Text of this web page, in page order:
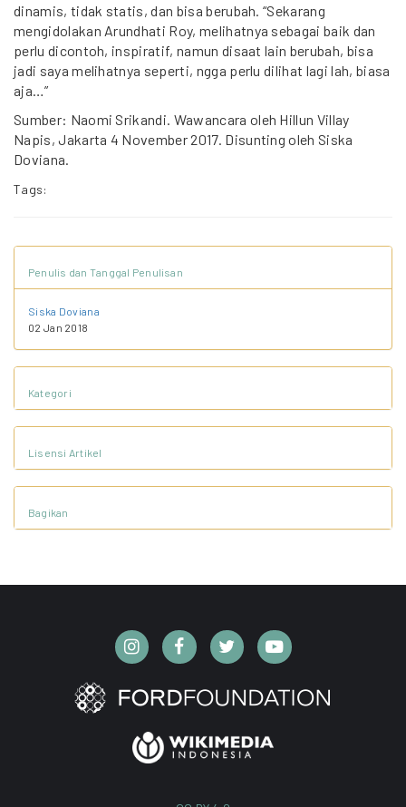
dinamis, tidak statis, dan bisa berubah. “Sekarang
mengidolakan Arundhati Roy, melihatnya sebagai baik dan
perlu dicontoh, inspiratif, namun disaat lain berubah, bisa
jadi saya melihatnya seperti, ngga perlu dilihat lagi lah, biasa
aja…”
Sumber: Naomi Srikandi. Wawancara oleh Hillun Villay
Napis, Jakarta 4 November 2017. Disunting oleh Siska
Doviana.
Tags:
Penulis dan Tanggal Penulisan
Siska Doviana
02 Jan 2018
Kategori
Lisensi Artikel
Bagikan